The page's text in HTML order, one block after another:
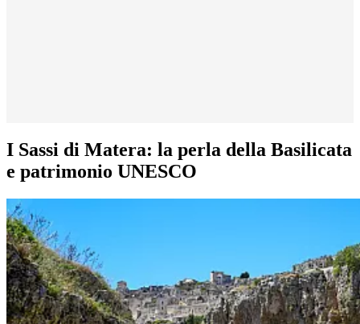
I Sassi di Matera: la perla della Basilicata
e patrimonio UNESCO